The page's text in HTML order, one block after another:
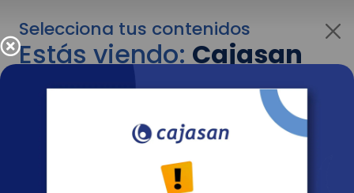
Selecciona tus contenidos
Estás viendo:Cajasan
corporativo
Para cambiar al contenido de tu interés más
adelante recuerda utilizar el menú